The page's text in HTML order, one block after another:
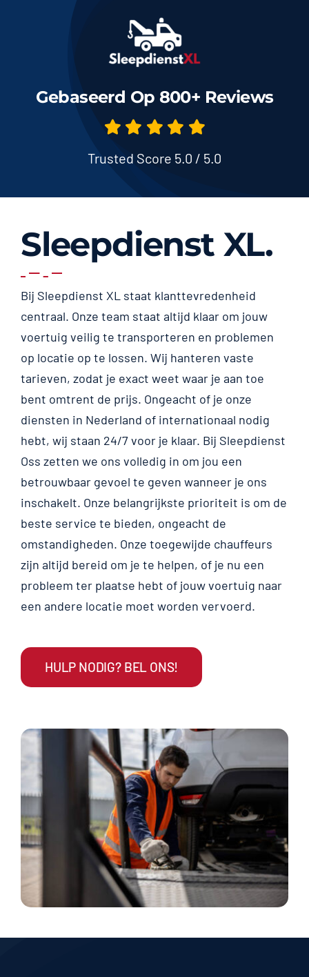
Gebaseerd Op 800+ Reviews
Trusted Score 5.0 / 5.0
Sleepdienst XL.
Bij Sleepdienst XL staat klanttevredenheid
centraal. Onze team staat altijd klaar om jouw
voertuig veilig te transporteren en problemen
op locatie op te lossen. Wij hanteren vaste
tarieven, zodat je exact weet waar je aan toe
bent omtrent de prijs. Ongeacht of je onze
diensten in Nederland of internationaal nodig
hebt, wij staan 24/7 voor je klaar. Bij Sleepdienst
Oss zetten we ons volledig in om jou een
betrouwbaar gevoel te geven wanneer je ons
inschakelt. Onze belangrijkste prioriteit is om de
beste service te bieden, ongeacht de
omstandigheden. Onze toegewijde chauffeurs
zijn altijd bereid om je te helpen, of je nu een
probleem ter plaatse hebt of jouw voertuig naar
een andere locatie moet worden vervoerd.
HULP NODIG? BEL ONS!